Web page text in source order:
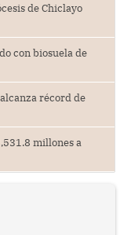
de Chiclayo
con biosuela de
récord de
millones a